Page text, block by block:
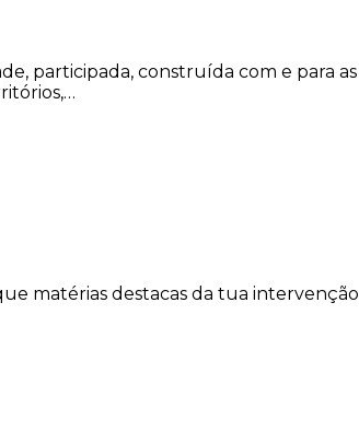
participada, construída com e para
matérias destacas da tua